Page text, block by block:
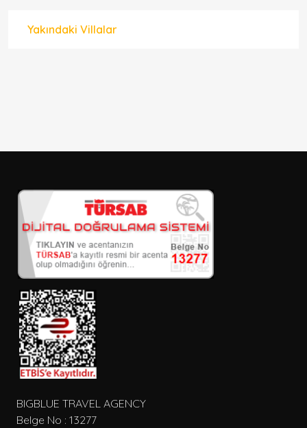
Yakındaki Villalar
BIGBLUE TRAVEL AGENCY
Belge No : 13277